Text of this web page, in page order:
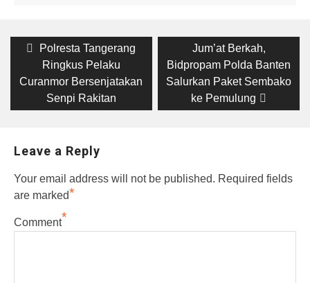
Post
navigation
Previous
post:
Polresta Tangerang
Ringkus Pelaku
Curanmor Bersenjatakan
Senpi Rakitan
Next
post:
Jum’at Berkah,
Bidpropam Polda Banten
Salurkan Paket Sembako
ke Pemulung
Leave a Reply
Your email address will not be published. Required fields
are marked*
Comment*